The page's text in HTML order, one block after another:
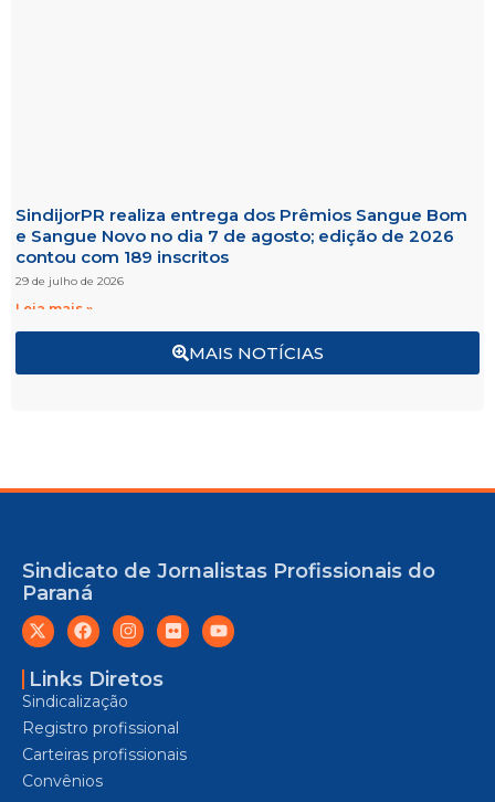
MAIS NOTÍCIAS
SindijorPR realiza entrega dos Prêmios Sangue Bom
e Sangue Novo no dia 7 de agosto; edição de 2026
contou com 189 inscritos
29 de julho de 2026
Leia mais »
Sindicato de Jornalistas Profissionais do
Paraná
Links Diretos
Sindicalização
Registro profissional
Carteiras profissionais
Convênios